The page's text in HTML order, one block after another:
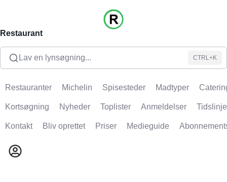
Restaurant
Lav en lynsøgning... CTRL+K
Restauranter Michelin Spisesteder Madtyper
Kortsøgning Nyheder Toplister Anmeldelser Tidslinje
Kontakt Bliv oprettet Priser Medieguide